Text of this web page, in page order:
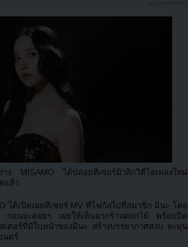
NO COMMENTS
MISAMO ได้ปล่อยทีเซอร์มิวสิกวิดีโอเพลงใหม่
แล้ว
ได้เปิดเผยทีเซอร์ MV ที่โฟกัสไปที่สมาชิก มินะ โดย
ก่อนจะค่อยๆ เผยให้เห็นฉากร้านดอกไม้ พร้อมปิด
เตอร์ที่มีใบหน้าของมินะ สร้างบรรยากาศสงบ ละมุน
นตร์